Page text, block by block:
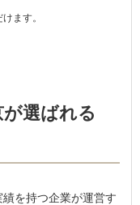
ます。
選ばれる
を持つ企業が運営す